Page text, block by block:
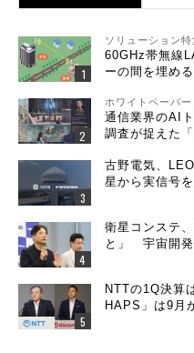
ソリューション特
60GHz帯無線
ーの間を埋め
ホワイトペーパー
通信業界のAI
調査が捉えた「
古野電気、
星から実信号
衛星コンステ
と」 宇宙開発
NTTの1Q決算
HAPS」は9月